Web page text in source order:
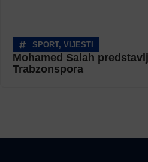
SPORT, VIJESTI
Mohamed Salah
Trabzonspora